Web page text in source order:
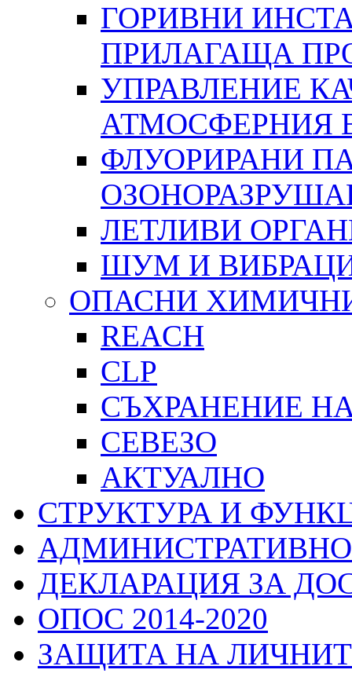
ГОРИВНИ
ПРИЛАГАЩА
УПРАВЛЕНИЕ
АТМОСФЕРНИЯ
ФЛУОРИРАНИ
ЛЕТЛИВИ
ШУМ И
ОПАСНИ
REACH
CLP
СЪХРАНЕНИЕ
СЕВЕЗО
АКТУАЛНО
СТРУКТУРА И
ДЕКЛАРАЦИЯ ЗА
ОПОС 2014-2020
ЗАЩИТА НА